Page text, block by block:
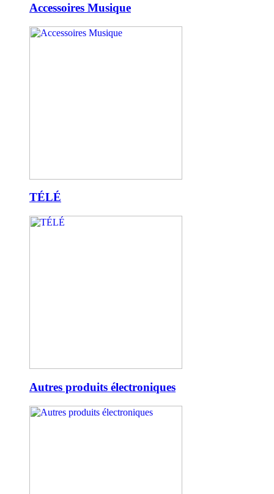
Accessoires Musique
TÉLÉ
Autres produits électroniques